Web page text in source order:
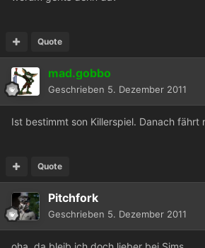
Quote
mad.gobbo
Geschrieben 5. Dezember 2011
Ist bestimmt son Killerspiel. Danach fährt
Quote
Pitchfork
Geschrieben 5. Dezember 2011